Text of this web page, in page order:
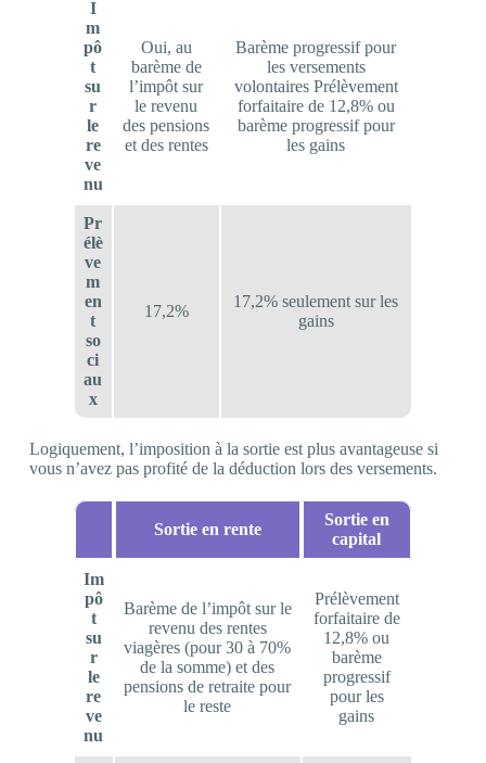
I
m
pô
t
su
r
le
re
ve
nu
Oui, au
barème de
l’impôt sur
le revenu
des pensions
et des rentes
Barème progressif pour
les versements
volontaires Prélèvement
forfaitaire de 12,8% ou
barème progressif pour
les gains
Pr
élè
ve
m
en
t
so
ci
au
x
17,2%
17,2% seulement sur les
gains
Logiquement, l’imposition à la sortie est plus avantageuse si
vous n’avez pas profité de la déduction lors des versements.
Sortie en rente
Sortie en
capital
Im
pô
t
su
r
le
re
ve
nu
Barème de l’impôt sur le
revenu des rentes
viagères (pour 30 à 70%
de la somme) et des
pensions de retraite pour
le reste
Prélèvement
forfaitaire de
12,8% ou
barème
progressif
pour les
gains